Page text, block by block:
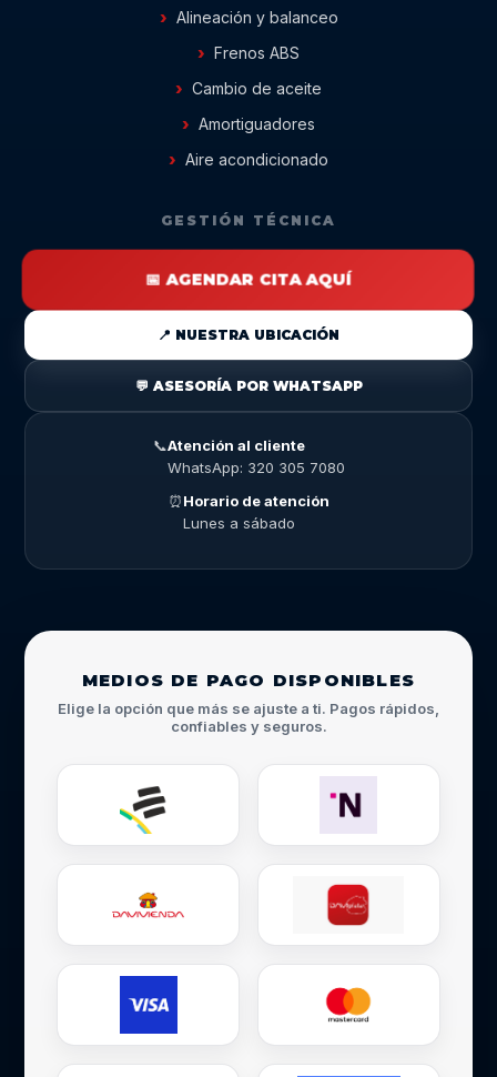
Alineación y balanceo
Frenos ABS
Cambio de aceite
Amortiguadores
Aire acondicionado
GESTIÓN TÉCNICA
📅 AGENDAR CITA AQUÍ
📍 NUESTRA UBICACIÓN
💬 ASESORÍA POR WHATSAPP
📞Atención al cliente
WhatsApp: 320 305 7080
⏰Horario de atención
Lunes a sábado
MEDIOS DE PAGO DISPONIBLES
Elige la opción que más se ajuste a ti. Pagos rápidos,
confiables y seguros.